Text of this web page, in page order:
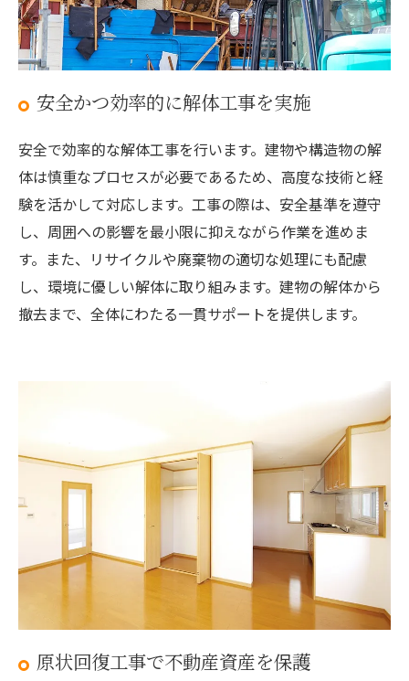
安全かつ効率的に解体工事を実施
安全で効率的な解体工事を行います。建物や構造物の解
体は慎重なプロセスが必要であるため、高度な技術と経
験を活かして対応します。工事の際は、安全基準を遵守
し、周囲への影響を最小限に抑えながら作業を進めま
す。また、リサイクルや廃棄物の適切な処理にも配慮
し、環境に優しい解体に取り組みます。建物の解体から
撤去まで、全体にわたる一貫サポートを提供します。
原状回復工事で不動産資産を保護